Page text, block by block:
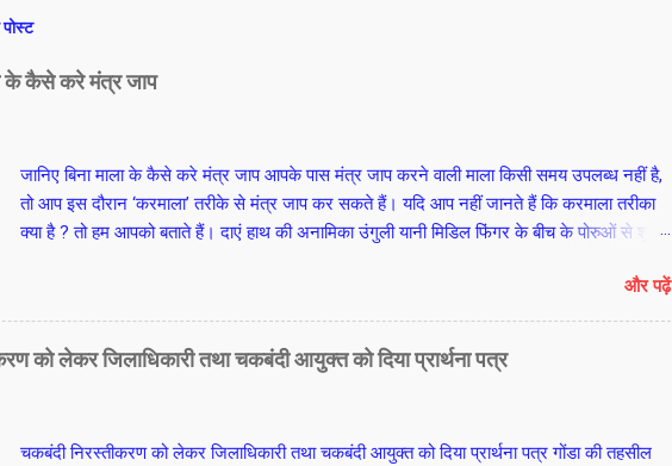
के कैसे करे मंत्र जाप
जानिए बिना माला के कैसे करे मंत्र जाप आपके पास मंत्र जाप करने वाली माला किसी समय उपलब्ध नहीं है,
तो आप इस दौरान ‘करमाला’ तरीके से मंत्र जाप कर सकते हैं। यदि आप नहीं जानते हैं कि करमाला तरीका
क्या है ? तो हम आपको बताते हैं। दाएं हाथ की अनामिका उंगुली यानी मिडिल फिंगर के बीच के पोरुओं से शुरू
गिनकर आप मंत्र जाप कर सकते हैं। अनामिका यानी मिडिल फिंगर के बीच के शेष 2 पोरुओं को माला का
सुमेरू मानकर पार न करें। फिर दाएं हाथ पर दस मंत्र की गिनती कर बाएं हाथ की अनामिका यानी मिडिल
फिंगर के बीच के पोरुओं से दहाई की एक संख्या गिनें। इसके बाद दाएं हाथ के साथ बाएं हाथ पर दहाई के दस
बार मंत्र गिनने पर 100 मंत्र संख्या पूरी हो जाती है। आखिरी आठ मंत्र जप के लिए फिर से दाएं हाथ पर ही
और पढ़ें
को लेकर जिलाधिकारी तथा चकबंदी आयुक्त को दिया प्रार्थना पत्र
चकबंदी निरस्तीकरण को लेकर जिलाधिकारी तथा चकबंदी आयुक्त को दिया प्रार्थना पत्र गोंडा की तहसील